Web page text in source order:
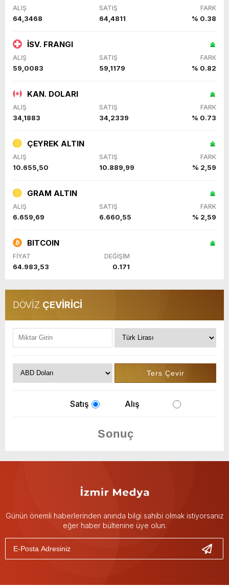
ALIŞ SATIŞ FARK
64,3468 64,4811 % 0.38
İSV. FRANGI
ALIŞ SATIŞ FARK
59,0083 59,1179 % 0.82
KAN. DOLARI
ALIŞ SATIŞ FARK
34,1883 34,2339 % 0.73
ÇEYREK ALTIN
ALIŞ SATIŞ FARK
10.655,50 10.889,99 % 2,59
GRAM ALTIN
ALIŞ SATIŞ FARK
6.659,69 6.660,55 % 2,59
BITCOIN
FİYAT DEĞİŞİM
64.983,53 0.171
DÖVİZ ÇEVİRİCİ
Satış Alış
Günün önemli haberlerinden anında bilgi sahibi olmak istiyorsanız
eğer haber bültenine üye olun.